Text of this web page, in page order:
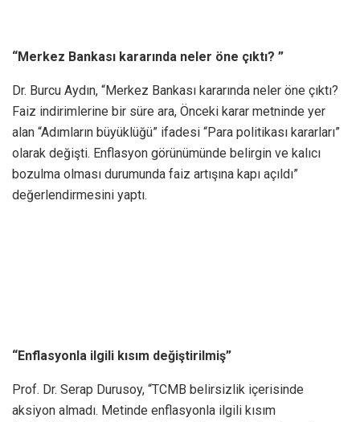
“Merkez Bankası kararında neler öne çıktı? ”
Dr. Burcu Aydın, “Merkez Bankası kararında neler öne çıktı?
Faiz indirimlerine bir süre ara, Önceki karar metninde yer
alan “Adımların büyüklüğü” ifadesi “Para politikası kararları”
olarak değişti. Enflasyon görünümünde belirgin ve kalıcı
bozulma olması durumunda faiz artışına kapı açıldı”
değerlendirmesini yaptı.
“Enflasyonla ilgili kısım değiştirilmiş”
Prof. Dr. Serap Durusoy, “TCMB belirsizlik içerisinde
aksiyon almadı. Metinde enflasyonla ilgili kısım